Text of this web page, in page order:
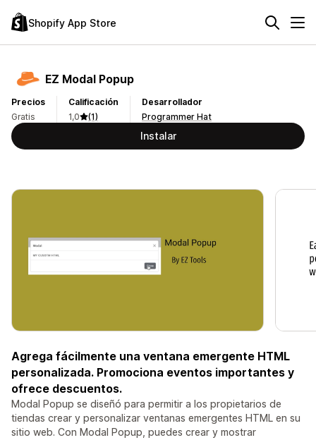
Shopify App Store
EZ Modal Popup
Precios
Gratis
Calificación
1,0
(1)
Desarrollador
Programmer Hat
Instalar
Agrega fácilmente una ventana emergente HTML
personalizada. Promociona eventos importantes y
ofrece descuentos.
Modal Popup se diseñó para permitir a los propietarios de
tiendas crear y personalizar ventanas emergentes HTML en su
sitio web. Con Modal Popup, puedes crear y mostrar